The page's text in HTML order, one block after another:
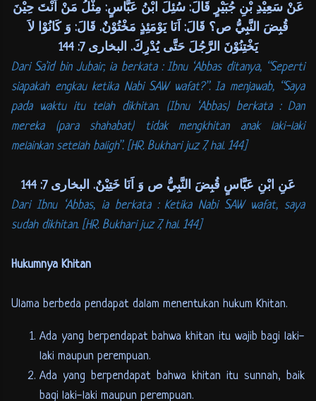
عَنْ سَعِيْدِ بْنِ جُبَيْرٍ قَالَ: سُئِلَ ابْنُ عَبَّاسٍ: مِثْلُ مَنْ اَنْتَ حِيْنَ
قُبِضَ النَّبِيُّ ص؟ قَالَ: اَنَا يَوْمَئِذٍ مَخْتُوْنٌ. قَالَ: وَ كَانُوْا لاَ
يَخْتِنُوْنَ الرَّجُلَ حَتَّى يُدْرِكَ. البخارى 7: 144
Dari Sa’id bin Jubair, ia berkata : Ibnu ‘Abbas ditanya, “Seperti
siapakah engkau ketika Nabi SAW wafat?”. Ia menjawab, “Saya
pada waktu itu telah dikhitan. (Ibnu ‘Abbas) berkata : Dan
mereka (para shahabat) tidak mengkhitan anak laki-laki
melainkan setelah baligh”. [HR. Bukhari juz 7, hal. 144]
عَنِ ابْنِ عَبَّاسٍ قُبِضَ النَّبِيُّ ص وَ اَنَا خَتِيْنٌ. البخارى 7: 144
Dari Ibnu ‘Abbas, ia berkata : Ketika Nabi SAW wafat, saya
sudah dikhitan. [HR. Bukhari juz 7, hal. 144]
Hukumnya Khitan
Ulama berbeda pendapat dalam menentukan hukum Khitan.
Ada yang berpendapat bahwa khitan itu wajib bagi laki-
laki maupun perempuan.
Ada yang berpendapat bahwa khitan itu sunnah, baik
bagi laki-laki maupun perempuan.